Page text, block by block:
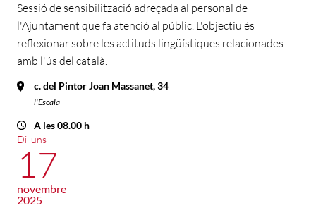
Sessió de sensibilització adreçada al personal de
l'Ajuntament que fa atenció al públic. L'objectiu és
reflexionar sobre les actituds lingüístiques relacionades
amb l'ús del català.
c. del Pintor Joan Massanet, 34
l'Escala
A les 08.00 h
Dilluns
17
novembre
2025